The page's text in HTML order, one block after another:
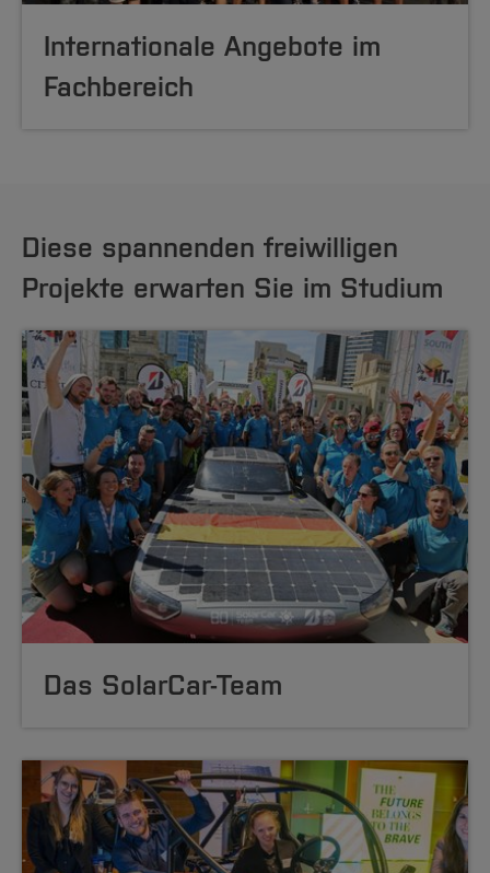
Internationale Angebote im
Fachbereich
Diese spannenden freiwilligen
Projekte erwarten Sie im Studium
Das SolarCar-Team